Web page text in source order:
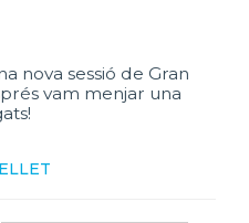
nova sessió de Gran
vam menjar una